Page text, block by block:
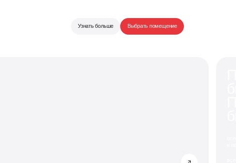
Узнать больше Выбрать помещение